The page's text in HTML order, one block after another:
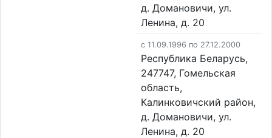
д. Домановичи, ул.
Ленина, д. 20
c 11.09.1996 по 27.12.2000
Республика Беларусь,
247747, Гомельская
область,
Калинковичский район,
д. Домановичи, ул.
Ленина, д. 20